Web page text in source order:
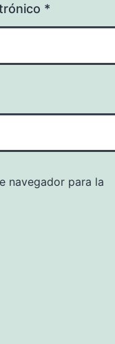
*
navegador para la